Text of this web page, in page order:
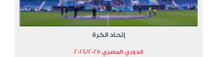
إتحاد الكرة
الدوري المصري 2024/2025